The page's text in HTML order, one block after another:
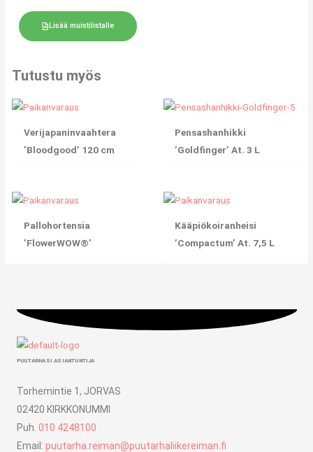
Lisää muistilistalle
Tutustu myös
Verijapaninvaahtera
’Bloodgood’ 120 cm
Pensashanhikki
’Goldfinger’ At. 3 L
Pallohortensia
’FlowerWOW®’
Kääpiökoiranheisi
’Compactum’ At. 7,5 L
PUUTARHASI ASIANTUNTIJA
Torhemintie 1, JORVAS
02420 KIRKKONUMMI
Puh. 010 4248100
Email: puutarha.reiman@puutarhaliikereiman.fi